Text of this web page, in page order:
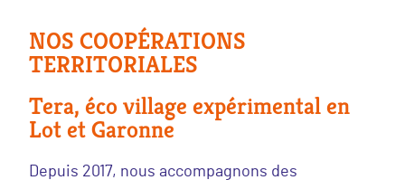
NOS COOPÉRATIONS
TERRITORIALES
Tera, éco village expérimental en
Lot et Garonne
Depuis 2017, nous accompagnons des